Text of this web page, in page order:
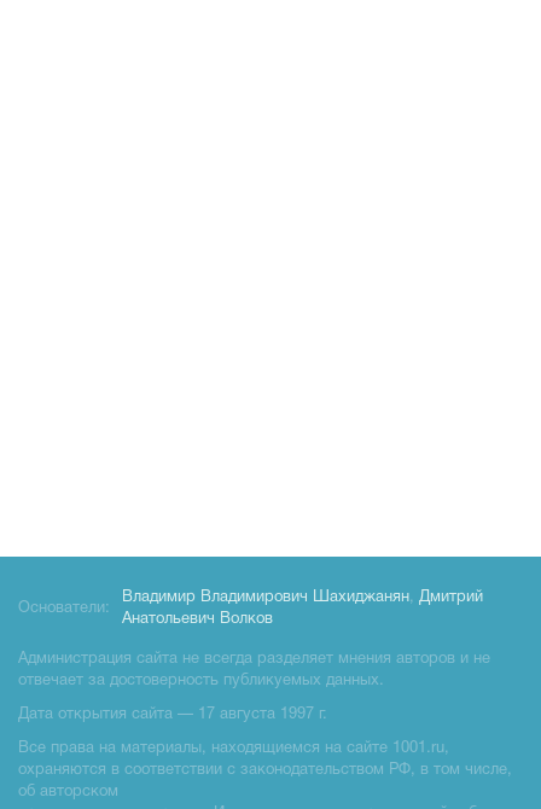
Основатели:
Владимир Владимирович Шахиджанян, Дмитрий
Анатольевич Волков
Администрация сайта не всегда разделяет мнения авторов и не
отвечает за достоверность публикуемых данных.
Дата открытия сайта — 17 августа 1997 г.
Все права на материалы, находящиемся на сайте 1001.ru,
охраняются в соответствии с законодательством РФ, в том числе,
об авторском